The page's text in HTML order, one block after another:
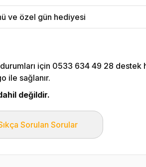
ve özel gün hediyesi
için 0533 634 49 28 destek
ile sağlanır.
değildir.
Sorulan Sorular